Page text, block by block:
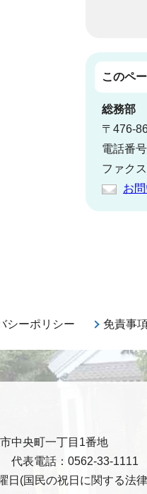
このペ
総務部
〒476-
電話番
ファク
お
シーポリシー 免責事
中央町一丁目1番地
代表電話：0562-33-1111
日(国民の祝日に関する法